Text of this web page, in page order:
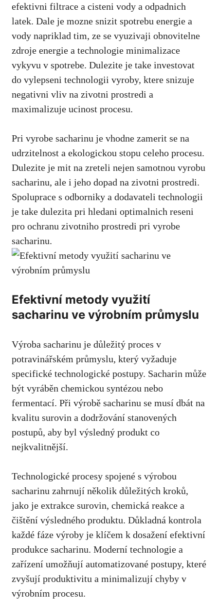
⁣efektivni filtrace ‌a cisteni‌ vody a odpadnich⁣
latek. Dale ⁣je ⁢mozne snizit spotrebu energie ⁤a
vody napriklad tim, ze se vyuzivaji obnovitelne
zdroje energie a‌ technologie minimalizace
vykyvu ‌v spotrebe. ‍Dulezite je take investovat
do vylepseni technologii vyroby, ktere snizuje
negativni vliv na zivotni prostredi⁣ a⁤
maximalizuje ucinost procesu.
Pri vyrobe sacharinu⁤ je vhodne zamerit se na
udrzitelnost a ekologickou stopu⁣ celeho procesu.
Dulezite je mit na zreteli nejen samotnou vyrobu
sacharinu, ale i​ jeho dopad na zivotni prostredi.
Spoluprace s odborniky a dodavateli technologii
je take dulezita pri hledani optimalnich reseni
pro ochranu zivotniho prostredi pri vyrobe
sacharinu.
Efektivní metody využití
sacharinu ve výrobním průmyslu
Výroba sacharinu je​ důležitý proces v
⁤potravinářském průmyslu, který vyžaduje
specifické technologické postupy. ⁣Sacharin může
být vyráběn chemickou syntézou ‌nebo
fermentací. Při výrobě sacharinu se‍ musí​ dbát na
kvalitu surovin a dodržování​ stanovených
postupů, aby⁤ byl výsledný⁣ produkt co
nejkvalitnější.
Technologické procesy⁣ spojené⁢ s výrobou
sacharinu⁣ zahrnují několik důležitých kroků,
⁢jako je⁢ extrakce surovin, ⁢chemická reakce a
čištění výsledného produktu. Důkladná kontrola
každé fáze výroby je⁤ klíčem⁢ k dosažení efektivní
produkce sacharinu. Moderní ⁤technologie a
zařízení‌ umožňují automatizované ⁣postupy, které
zvyšují produktivitu a minimalizují chyby v
výrobním procesu.